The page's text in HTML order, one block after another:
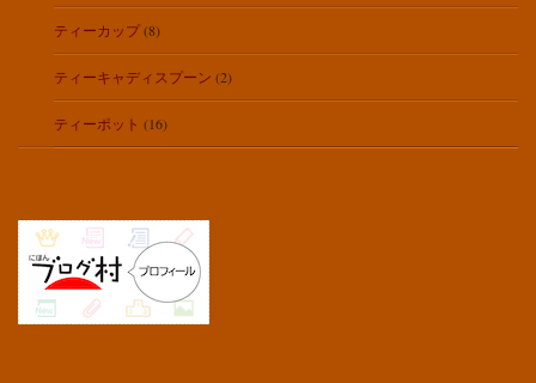
ティーカップ(8)
ティーキャディスプーン (2)
ティーポット (16)